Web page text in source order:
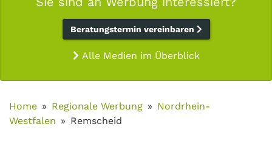
Beratungstermin vereinbaren
Alle Medien im Überblick
Home Regionale Werbung
Nordrhein-
Westfalen
Remscheid